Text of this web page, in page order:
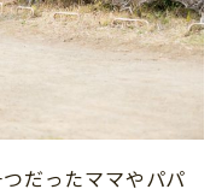
だったママやパパ